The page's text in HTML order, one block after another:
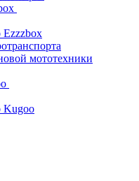
мототехники
Kugoo